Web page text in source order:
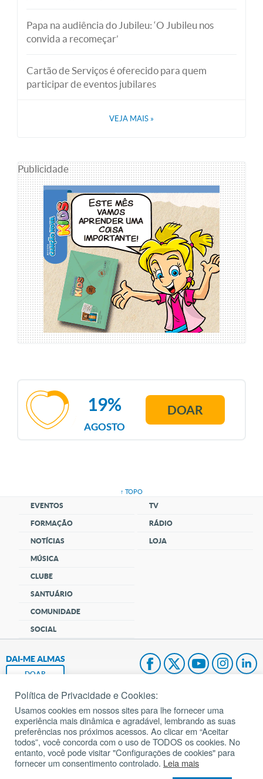
Papa na audiência do Jubileu: ‘O Jubileu nos
convida a recomeçar’
Cartão de Serviços é oferecido para quem
participar de eventos jubilares
VEJA MAIS »
Publicidade
AGOSTO
19% DOAR
↑ TOPO
EVENTOS
FORMAÇÃO
NOTÍCIAS
MÚSICA
CLUBE
SANTUÁRIO
COMUNIDADE
SOCIAL
TV
RÁDIO
LOJA
DAI-ME ALMAS
DOAR
Fundação João Paulo II
Pedido de Oração
Mapa do site
Política de Privacidade e Cookies:
Usamos cookies em nossos sites para lhe fornecer uma
experiência mais dinâmica e agradável, lembrando as suas
preferências nos próximos acessos. Ao clicar em “Aceitar
todos”, você concorda com o uso de TODOS os cookies. No
entanto, você pode visitar "Configurações de cookies" para
fornecer um consentimento controlado. Leia mais